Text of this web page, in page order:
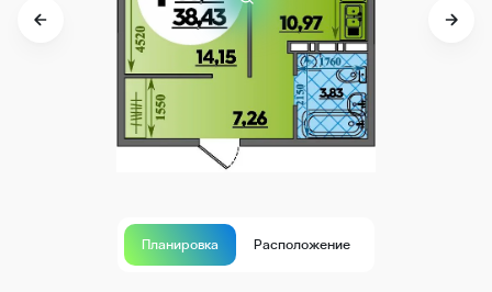
Планировка Расположение